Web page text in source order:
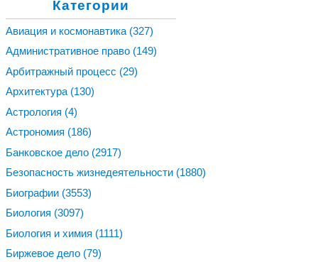
Категории
Авиация и космонавтика (327)
Административное право (149)
Арбитражный процесс (29)
Архитектура (130)
Астрология (4)
Астрономия (186)
Банковское дело (2917)
Безопасность жизнедеятельности (1880)
Биографии (3553)
Биология (3097)
Биология и химия (1111)
Биржевое дело (79)